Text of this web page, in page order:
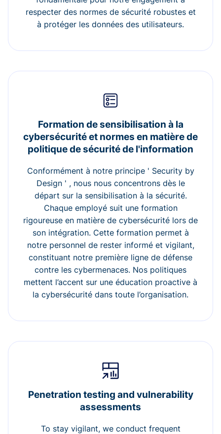
respecter des normes de sécurité robustes et
à protéger les données des utilisateurs.
Formation de sensibilisation à la
cybersécurité et normes en matière de
politique de sécurité de l'information
Conformément à notre principe ' Security by
Design ' , nous nous concentrons dès le
départ sur la sensibilisation à la sécurité.
Chaque employé suit une formation
rigoureuse en matière de cybersécurité lors de
son intégration. Cette formation permet à
notre personnel de rester informé et vigilant,
constituant notre première ligne de défense
contre les cybermenaces. Nos politiques
mettent l’accent sur une éducation proactive à
la cybersécurité dans toute l’organisation.
Penetration testing and vulnerability
assessments
To stay vigilant, we conduct frequent